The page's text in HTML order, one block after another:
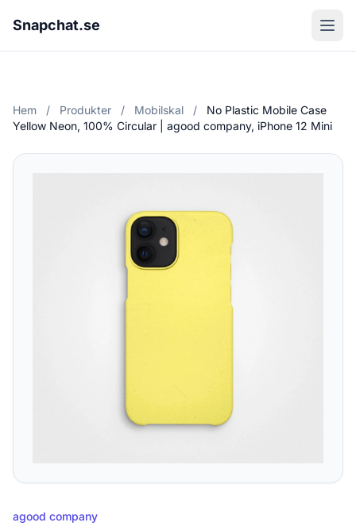
Snapchat.se
Hem / Produkter / Mobilskal /
No Plastic Mobile Case
Yellow Neon, 100% Circular | agood company, iPhone 12 Mini
agood company